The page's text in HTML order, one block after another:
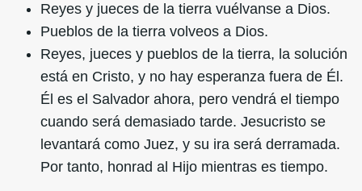
Reyes y jueces de la tierra vuélvanse a Dios.
Pueblos de la tierra volveos a Dios.
Reyes, jueces y pueblos de la tierra, la solución
está en Cristo, y no hay esperanza fuera de Él.
Él es el Salvador ahora, pero vendrá el tiempo
cuando será demasiado tarde. Jesucristo se
levantará como Juez, y su ira será derramada.
Por tanto, honrad al Hijo mientras es tiempo.